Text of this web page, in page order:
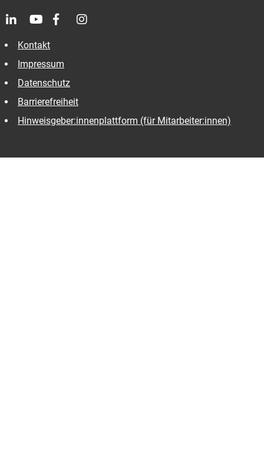
Kontakt
Impressum
Datenschutz
Barrierefreiheit
Hinweisgeber:innenplattform (für Mitarbeiter:innen)